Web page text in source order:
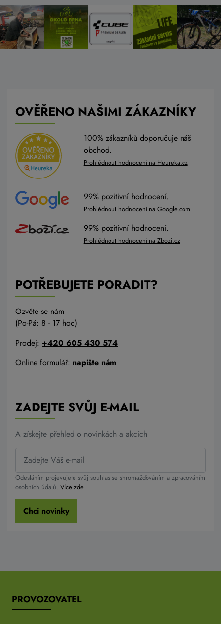
OVĚŘENO NAŠIMI ZÁKAZNÍKY
100% zákazníků doporučuje náš
obchod.
Prohlédnout hodnocení na Heureka.cz
99% pozitivní hodnocení.
Prohlédnout hodnocení na Google.com
99% pozitivní hodnocení.
Prohlédnout hodnocení na Zbozi.cz
POTŘEBUJETE PORADIT?
Ozvěte se nám
(Po-Pá: 8 - 17 hod)
Prodej: +420 605 430 574
Online formulář: napište nám
ZADEJTE SVŮJ E-MAIL
A získejte přehled o novinkách a akcích
Odesláním projevujete svůj souhlas se shromažďováním a zpracováním
osobních údajů. Více zde
Chci novinky
PROVOZOVATEL